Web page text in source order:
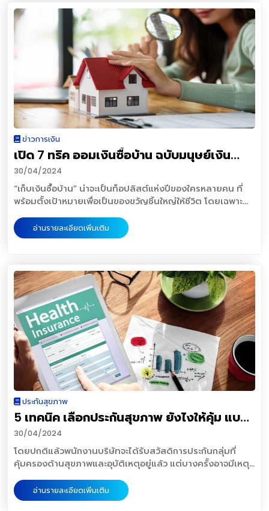
สามารถเข้ามาอยู่ในระบบ คือ ระดมทุนในตลาดหลักทรัพย์ฯได้
อย่างปีนี้มียื่นไฟลิ่งเป็นร้อยบริษัท บริษัทต่างๆสร้างการเติบโต
ได้เพิ่มขึ้น มีการจ่ายภาษีอย่างถูกต้องและมากขึ้น ทำให้ภาครัฐ
สามารถเก็บภาษีอื่นๆได้มากกว่าเก็บภาษีขายหุ้น อีกทั้งมองว่า
การเก็บภาษีขายหุ้น เหมือนเก็บเล็กเก็บน้อย ยิ่งทำให้เสียเซ็นทริ
เม้นท์การลงทุนไปอีก คำแนะนำ สำหรับการลงทุนแบบเน้นคุณค่า
ให้นักลงทุนยืนระยะและประสบความสำเร็จ ร่ำรวยได้นั้น “ไม่ยาก
อย่างที่คิด” แต่ต้องเริ่มจากการปรับมายเซ็ทของตัวเองก่อน คือ
“ไม่ตกใจขาย ดีใจซื้อ” ต้องเลือกลงทุนเน้นหุ้นกิจการที่ดีและ
เติบโต “ซื้อสิ่งที่ดี ถือให้ขึ้นไป เอ็นจอยกับการเติบโต” แหล่งที่มา
ข่าวต้นฉบับกรุงเทพธุรกิจ
https://www.bangkokbiznews.com/finance/stock/
ให้สำเร็จ หากมีข้อความ OTP ส่งเข้ามา แต่ไม่ได้กรอก ก็ถือเป็น
ความโชคดีที่ไม่ตกเป็นเหยื่อ แต่หากให้รหัส OTP ไปแล้ว ก็กลาย
เป็นเหยื่อที่ถูกดูดเงินไปโดยปริยาย หนึ่งในจุดที่หลายคนอาจไม่
ได้สังเกต คือ ข้อมูลผู้ส่ง (Sender) โดยเฉพาะผู้ที่ได้ข้อความ
ทางอีเมล อาจสังเกตแค่ชื่อผู้ส่งว่ามาจากแอปพลิเคชั่นหรือผู้ให้
บริการต่าง ๆ แต่ไม่ทันสังเกตอีเมลผู้ส่งว่า ไม่ใช่ E-Mail
Address ตัวจริงของผู้ให้บริการรายที่ถูกกล่าวอ้าง ใช้ Remote
Access อาศัยช่อง ดูดเงินในบัญชี กลลวงนี้ ถือเป็นกลลวงที่ยุค
ใหม่เป็นอย่างมากสำหรับการโจรกรรม ต่อยอดจากการหลอกลวง
ปกติที่เคยทำ อย่างการส่งข้อความอ้างว่ามีการกระทำความผิด
ให้ติดต่อที่บัญชีไลน์ (LINE Account) ของหน่วยงานที่อ้างขึ้น
มา และมิจฉาชีพจะแนะนำให้ดาวน์โหลดแอปพลิเคชั่น Remote
Access หรือแอปพลิเคชั่นที่ช่วยในการควบคุมอุปกรณ์จากระยะ
ไกล เมื่อทำตามขั้นตอนที่มิจฉาชีพแนะนำแล้ว มิจฉาชีพก็จะทำขั้น
ตอนต่อไป คือ การพูดคุยกับเหยื่อ ชวนคุยไปเรื่อย ๆ เพื่อให้ผู้เสีย
หายหลุดโฟกัสจากการดูโทรศัพท์มือถือของตัวเอง และมิจฉาชีพ
ก็จะอาศัยช่วงเวลานี้ เข้าถึงหน้าจอมือถือและทำรายการต่าง ๆ
โดยที่เราอาจไม่ทันสังเกต นับเป็นอีกหนึ่งกลโกงของมิจฉาชีพที่
น่ากลัวไม่น้อย เพราะข้ามขั้นจากการดักเอาข้อมูลส่วนตัวและ
ตัดเงินไม่ทันตั้งตัว สำหรับกลโกงนี้ นับเป็นกลโกงที่ล้ำสมัยจน
ใครก็ไม่ทันตั้งตัว เพราะมิจฉาชีพจะอาศัยระบบบอทในการสุ่มเลข
บัตรเดบิต/เครดิต และข้อมูลต่าง ๆ เพื่อนำข้อมูลเหล่านี้ไปทำ
ธุรกรรมต่าง ๆ โดยเฉพาะการซื้อของออนไลน์ วิธีการนี้ ทำให้มีผู้
ได้รับผลกระทบเป็นจำนวนมาก โดยเฉพาะผู้ที่ถูกนำข้อมูลไปใช้กับ
เว็บไซต์ที่สามารถตัดเงินได้เลยโดยไม่ต้องเข้าระบบ 3D-
Secure แต่อย่างใด และความเสียหายที่เกิดขึ้นกับผู้ใช้บัตร
เฉพาะในประเทศไทย มีมูลค่ามากถึงหลักร้อยล้านบาท และทำ
ธนาคารต่าง ๆ ร้อน ๆ หนาว ๆ หาวิธีการช่วยเหลือลูกค้าที่ได้รับ
ความเสียหายครั้งนี้โดยด่วน วิธีรับมือภัยไซเบอร์ใกล้ตัวคนไทย
ธนาคารแห่งประเทศไทย เปิดเผยวิธีการรับมือ 3 กลุ่มกลลวง
ของมิจฉาชีพที่คนไทยพบบ่อยและใกล้ตัวคนไทยมากที่สุด ดังนี้
1. มิจฉาชีพบน Social Media 1. อย่าหลงเชื่อข้อความผ่านแช
ทเพื่อขอให้โอนเงินหรือขอข้อมูลใด ๆ หาก ผู้ส่งข้อความเป็น
เพื่อน ควรติดต่อเพื่อนโดยตรงผ่านช่องทางอื่นเพื่อยืนยัน ตัว
ตนและจุดประสงค์ก่อน 2. ควรตรวจสอบสลิปโอนเงินจากผู้
โอนให้มั่นใจก่อนยืนยันการโอนเงิน ทุกครั้ง 2. อีเมลหลอกลวง
(Phishing) ตรวจสอบผู้ส่ง เนื้อหาและลิงก์ภายในอีเมลโดย
ละเอียดก่อนตอบกลับหรือให้ข้อมูลใด ๆ ทุกครั้ง โดยใช้หลัก
จ่าย 10% - นิติบุคคลที่ตั้งขึ้นตามกฎหมายไทย จดทะเบียนใน
ตลาดหลักทรัพย์ (ภ.ง.ด.2) ได้รับยกเว้น ไม่ถูกหักภาษี ณ ที่จ่าย
- คนไทย (ภ.ง.ด.2) หักภาษี ณ ที่จ่าย 10% - นิติบุคคลที่ตั้งขึ้น
ตามกฎหมายต่างประเทศ รวมถึงชาวต่างชาติ (ภ.ง.ด.2/
ภ.ง.ด.54) หักภาษี ณ ที่จ่าย 10% ผู้ถือหุ้นขอคืนภาษีได้หรือไม่
จากข้อมูลที่กล่าวแล้วในตอนต้นเกี่ยวกับอัตราการ หักภาษี ณ ที่
จ่าย 10% ของเงินปันผลนั้น ซึ่งในส่วนของผู้ถือหุ้นที่ได้รับ
เงินปันผลนั้น ยังต้องพิจารณาทางเลือกในการเสียภาษีบุคคล
ธรรมดา โดยสามารถเลือกปฏิบัติได้ 2 แบบ คือ 1. หากเสียภาษี
หัก ณ ที่จ่าย 10% แล้ว ไม่จำเป็นต้องนำเงินปันผลมารวมคำนวณ
ภาษีบุคคลธรรมดาของหุ้นส่วนตอนสิ้นปี โดยใช้สิทธิ Final tax
2. สามารถนำภาษีเงินปันผลที่ถูกหักไว้แล้วยื่นขอคืนภาษีได้ ต่อ
เมื่อนำเงินปันผลที่ได้รับมารวมคำนวณภาษีบุคคลธรรมดาตอน
เงินปันผลทุกรายการที่ได้รับมาคำนวณทุกรายการ ไม่สามารถ
เลือกเพียงบางรายการได้ ศึกษาเรื่อง “เงินปันผล” ให้ดี เพื่อ
ประโยชน์ของตนเอง จากข้อมูลด้านบนเป็นหลักการจ่าย
เงินปันผล ซึ่ง “เงินปันผล” ที่ได้ คือ รายได้จากผลกำไรของกิจกา
คำนวณเพื่อเรียกคืนภาษีได้อีกด้วย ฉะนั้นผู้ถือหุ้นควรศึกษาและ
ทำความเข้าใจเกี่ยวกับเงินปันผล เพราะทุกอย่างล้วนแต่เป็นผล
ประโยชน์ของผู้ถือหุ้นทั้งสิ้น แหล่งที่มาข่าวต้นฉบับโพสต์ทูเดย์
ออนไลน์
https://www.posttoday.com/columnist/689434
เพิ่มเติมมีอะไรบ้าง มีข้อแตกต่างจากสัญญาหลักอย่างไร
ติดตามได้จากบทความนี้สัญญาเพิ่มเติมแบ่งออกเป็น 3 กลุ่ม
หลักๆดังนี้1. สัญญาเพิ่มเติมกลุ่มสุขภาพสัญญาเพิ่มเติมกลุ่ม
สุขภาพนี้หลายๆท่านน่าจะคุ้นเคยกันดีกับคำว่าประกันสุขภาพ นั่น
คือความคุ้มครองด้านสุขภาพนั่นเอง ซึ่งแบ่งย่อยๆ ได้เป็น 3
ประเภทดังนี้ • คุ้มครองค่ารักษาพยาบาล จะเป็นความคุ้มครอง
ด้านค่ารักษาพยาบาลไม่ว่าจะเป็นผู้ป่วยใน (IPD) หรือ ผู้ป่วยนอก
(OPD) แล้วแต่ว่าเราจะเลือกทำแบบไหนหรือทั้งสองแบบ ซึ่งจะมี
วงเงินสูงสุดสำหรับความคุ้มครองในแต่ละครั้งของการรักษา •
คุ้มครองโรคร้ายแรง จะเป็นความคุ้มครองโรคร้ายแรงต่างๆ
เช่น กลุ่มมะเร็ง, กลุ่มโรคหัวใจ, กลุ่มโรคเกี่ยวกับระบบประสาท
โดยแต่ละบริษัทประกันจะระบุว่าคุ้มครองโรคร้ายแรงอะไรบ้าง
เมื่อผู้ทำประกันเป็นโรคร้ายแรงบริษัทประกันจะจ่ายค่ารักษาตาม
ค่ารักษาจริงแต่ไม่เกินค่าสูงสุดที่ระบุไว้ หรือในบางแบบจะเป็น
แบบ เจอ จ่าย จบ คือเมื่อตรวจพบว่าเป็นโรคร้ายแรงตามที่ระบุจะ
จ่ายเป็นเงินก้อนมาเลย และสัญญาเพิ่มเติมเป็นอันสิ้นสุด •
คุ้มครองค่าชดเชยรายวัน เป็นความคุ้มครองในกรณีที่นอนพักที่
โรงพยาบาลหรือเป็นผู้ป่วยใน (IPD) นั่นเอง โดยจะจ่ายเงิน
ชดเชยเป็นรายวันตามที่เราเข้ารับการรักษาเป็นผู้ป่วยในตามจริง
ในกรณีที่เกิดอุบัติเหตุ โดยจะคุ้มครองใน 4 ลักษณะคือ • เสีย
ชีวิต คุ้มครองในกรณีที่เสียชีวิตเนื่องจากอุบัติเหตุ เพิ่มเติมจาก
แบบสัญญาหลัก • สูญเสียอวัยวะ คุ้มครองในกรณีเสียอวัยวะ
เนื่องจากอุบัติเหตุ โดยสัญญาจะระบุมาเลยว่าเป็นอวัยวะใดบ้าง
เช่น มือ, เท้า, ตา, นิ้ว • ทุพพลภาพ คุ้มครองในกรณีทุพพลภาพ
เนื่องจากอุบัติเหตุ จะแบ่งเป็น ทุพพลภาพชั่วคราวบางส่วน และ
ทุพพลภาพสิ้นเชิงถาวร • ค่ารักษาพยาบาล คุ้มครองค่ารักษา
พยาบาลเนื่องจากการอุบัติเหตุ โดยจะมีวงเงินสูงสุดสำหรับการ
รักษาในแต่ละครั้งของการเกิดอุบัติเหตุ • อื่นๆ3. สัญญาเพิ่ม
เติมอื่นๆ นอกเหนือจากสุขภาพและอุบัติเหตุ ดังนี้ • สัญญาเพิ่ม
เติมยกเว้นเบี้ยประกันเมื่อผู้เอาประกันหรือผู้ชำระเบี้ยเป็นผู้
ทุพพลภาพสิ้นเชิงถาวรเป็นสัญญาเพิ่มเติมที่จะยกเว้นเบี้ยประกัน
ภัยสำหรับสัญญาหลักในกรณีผู้เอาประกันภัยตกเป็นบุคคล
ทุพพลภาพสิ้นเชิงถาวร โดยจะยกเว้นเบี้ยเฉพาะแบบสัญญาหลัก
เท่านั้น ไม่ได้ยกเว้นเบี้ยสัญญาเพิ่มเติมด้วย • สัญญาเพิ่มเติม
ประกันชีวิตแบบชั่วระยะเวลาเป็นสัญญาเพิ่มเติมที่เหมือนกับ
ประกันชีวิตแบบชั่วระยะเวลา ในกรณีที่เราต้องการเพิ่มวงเงิน
คุ้มครองประกันชีวิตในช่วงเวลาหนึ่ง เช่นผู้เอาประกันต้องไป
ข่าวการเงิน
เปิด 7 ทริค ออมเงินซื้อบ้าน ฉบับมนุษย์เงิน
เดือน
30/04/2024
“เก็บเงินซื้อบ้าน” น่าจะเป็นท็อปลิสต์แห่งปีของใครหลายคน ที่
พร้อมตั้งเป้าหมายเพื่อเป็นของขวัญชิ้นใหญ่ให้ชีวิต โดยเฉพาะ
กันมากขึ้นเรื่อย ๆ เริ่มมองไปถึงอนาคตของการมีบ้านเป็นของ
ตัวเอง แต่ด้วยยุคเศรษฐกิจในปัจจุบันที่เงินทองหายาก ข้าวของ
ได้รวบรวม 7 ทริค “ออมเงินซื้อบ้าน” สานฝันให้เป็นจริง วิธีแรก
เริ่มจากเคลียร์หนี้(สิ้น) หากอยากขออนุมัติสินเชื่อแบบไม่ยาก
เครดิตทางการเงินจึงเป็นสิ่งสำคัญ เพราะฉะนั้นมองย้อนกลับมา
ดูที่หนี้สินของเราดูว่า ตอนนี้มีภาระอยู่เท่าไหร่ และวางแผน
พยายามเคลียร์หนี้สินก้อนนั้นให้หมดสิ้นโดยเร็ว เมื่อไม่มีพันธะ
ผูกมัดเกี่ยวกับหนี้แล้ว แน่นอนว่าเครดิตการขออนุมัติสินเชื่อกับ
ธนาคารก็จะผ่านได้อย่างง่ายดาย ต่อมา ใช้ประโยชน์จาก
โครงการที่อยู่อาศัยในราคาที่จับต้องได้ งบประมาณในการซื้อ
บ้านถือเป็นอีกหนึ่งปัจจัยที่สำคัญลำดับต้น ๆ แต่รู้หรือไม่ว่า การ
ลงทุนกับบ้านหลังแรกนั้นค่อนข้างมีข้อได้เปรียบสูง อาทิ ได้รับ
อัตราดอกเบี้ยการผ่อนที่ต่ำ การพิจารณาอนุมัติสินเชื่อง่าย และ
ได้เปรียบในการต่อรองจากโครงการในการขอสิทธิพิเศษ เป็นต้น
และ ตั้งเป้าหมายที่เป็นจริง โปรดจำไว้ว่าบ้านหลังแรก ไม่ได้มี
เพียงแค่ค่าผ่อนบ้าน ยังมีค่าใช้จ่ายอื่น ๆ อีกมากมาย ทั้งค่าส่วน
กลาง ค่าตกแต่ง ค่าประกัน ค่าดูแลรักษา ดังนั้น การตั้งเป้า
หมายให้เป็นจริงได้นั้นจำเป็นต้องวางแผนทางการเงินให้
ครอบคลุม เพื่อให้แน่ใจว่าเราสามารถทำตามเป้าหมายนั้นได้จริง
และจะทำให้เกิดแรงผลักดันในการไปถึงเป้าหมายได้สำเร็จ ดังนั้น
เมื่อได้บ้านในฝันแล้ว ก็เข้าสู่การวางแผนทางการเงิน เริ่มจาก หัก
อ่านรายละเอียดเพิ่มเติม
ประกันสุขภาพ
5 เทคนิค เลือกประกันสุขภาพ ยังไงให้คุ้ม แบบ
ฉบับพนักงานเงินเดือน
30/04/2024
โดยปกติแล้วพนักงานบริษัทจะได้รับสวัสดิการประกันกลุ่มที่
คุ้มครองด้านสุขภาพและอุบัติเหตุอยู่แล้ว แต่บางครั้งอาจมีเหตุ
ทั้งหมดจนทำให้เราต้องควักเงินส่วนตัวออกมาบ้าง จะดีกว่าไหม
หากวันนี้เราตัดสินใจซื้อประกันสุขภาพเพิ่มจากสวัสดิการ เพราะ
อ่านรายละเอียดเพิ่มเติม